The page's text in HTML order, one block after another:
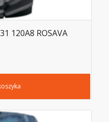
120A8 ROSAVA